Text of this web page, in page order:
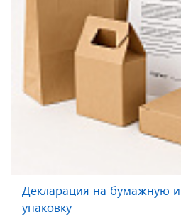
Декларация на бумажную
упаковку